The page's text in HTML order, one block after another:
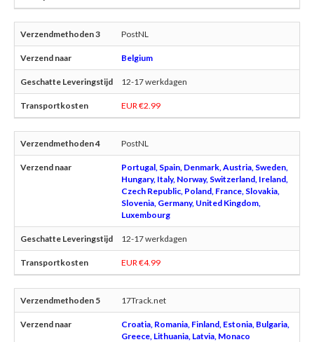
PostNL
Belgium
12-17 werkdagen
EUR €2.99
PostNL
Portugal, Spain, Denmark, Austria, Sweden,
Hungary, Italy, Norway, Switzerland, Ireland,
Czech Republic, Poland, France, Slovakia,
Slovenia, Germany, United Kingdom,
Luxembourg
12-17 werkdagen
EUR €4.99
17Track.net
Croatia, Romania, Finland, Estonia, Bulgaria,
Greece, Lithuania, Latvia, Monaco